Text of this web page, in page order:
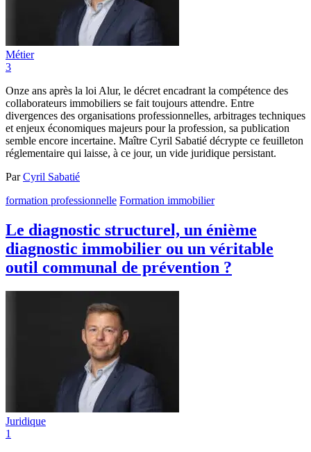
Métier
3
Onze ans après la loi Alur, le décret encadrant la compétence des
collaborateurs immobiliers se fait toujours attendre. Entre
divergences des organisations professionnelles, arbitrages techniques
et enjeux économiques majeurs pour la profession, sa publication
semble encore incertaine. Maître Cyril Sabatié décrypte ce feuilleton
réglementaire qui laisse, à ce jour, un vide juridique persistant.
ParCyril Sabatié
formation professionnelle Formation immobilier
Le diagnostic structurel, un énième
diagnostic immobilier ou un véritable
outil communal de prévention ?
Juridique
1